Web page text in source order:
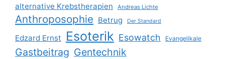
alternative Krebstherapien Andreas Lichte
Anthroposophie Betrug Der Standard
Edzard Ernst Esoterik Esowatch Evangelikale
Gastbeitrag Gentechnik